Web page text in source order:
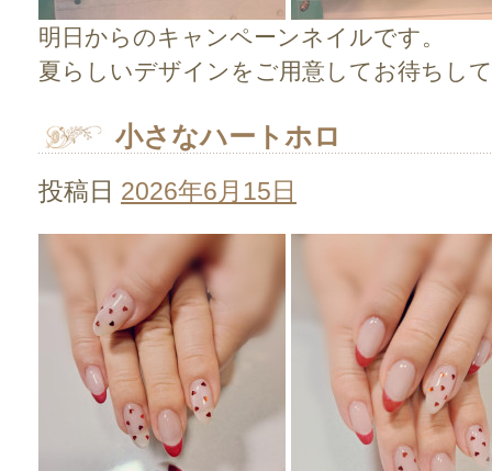
明日からのキャンペーンネイルです。
夏らしいデザインをご用意してお待ちし
小さなハートホロ
投稿日 2026年6月15日